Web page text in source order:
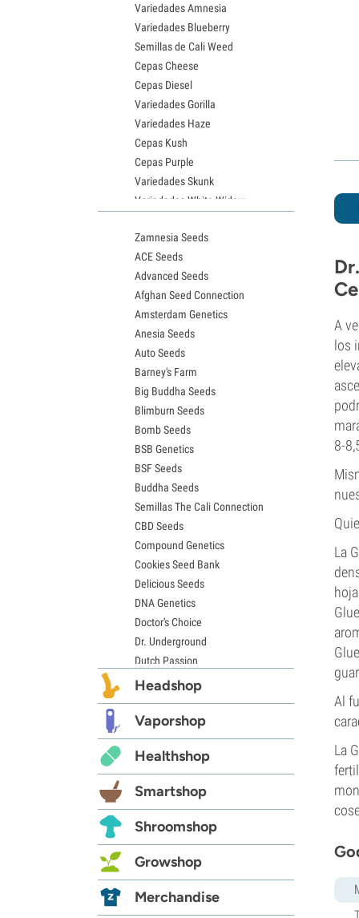
A
los
8-
La
Al
La
Variedades Amnesia
Variedades Blueberry
Semillas de Cali Weed
Cepas Cheese
Cepas Diesel
Variedades Gorilla
Variedades Haze
Cepas Kush
Cepas Purple
Variedades Skunk
Variedades White Widow
Semillas de Granddaddy Purple
Semillas de OG Kush
Semillas de Blue Dream
Semillas de Lemon Haze
Semillas de Bruce Banner
Semillas de Gelato
Semillas de Sour Diesel
Semillas de Jack Herer
Semillas de Girl Scout Cookies
Semillas de Wedding Cake
Semillas de Zkittlez
Semillas de Pineapple Express
Semillas de Chemdawg
Semillas de Hindu Kush
Semillas de Mimosa
Zamnesia Seeds
ACE Seeds
Advanced Seeds
Afghan Seed Connection
Amsterdam Genetics
Anesia Seeds
Auto Seeds
Barney's Farm
Big Buddha Seeds
Blimburn Seeds
Bomb Seeds
BSB Genetics
BSF Seeds
Buddha Seeds
Semillas The Cali Connection
CBD Seeds
Compound Genetics
Cookies Seed Bank
Delicious Seeds
DNA Genetics
Doctor's Choice
Dr. Underground
Dutch Passion
Elite Seeds
Exotic Seed
Expert Seeds
FastBuds
Female Seeds
French Touch Seeds
Garden of Green
GeneSeeds
G13 Labs
Grass-O-Matic
Headshop
Vaporshop
Healthshop
Smartshop
Shroomshop
Growshop
Merchandise